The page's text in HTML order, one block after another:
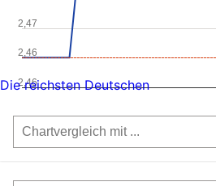
2,46
2,46
2,47
Die reichsten Deutschen